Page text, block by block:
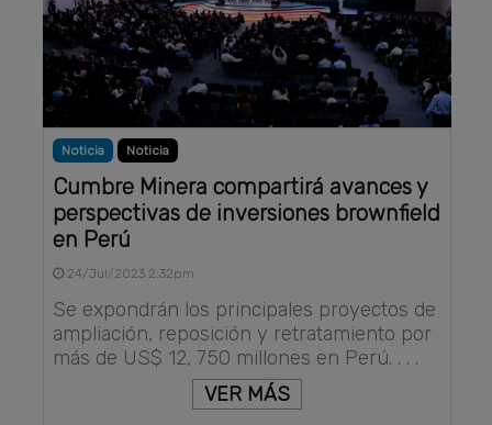
Noticia Noticia
Cumbre Minera compartirá avances y
perspectivas de inversiones brownfield
en Perú
24/Jul/2023 2:32pm
Se expondrán los principales proyectos de
ampliación, reposición y retratamiento por
más de US$ 12, 750 millones en Perú. . . .
VER MÁS